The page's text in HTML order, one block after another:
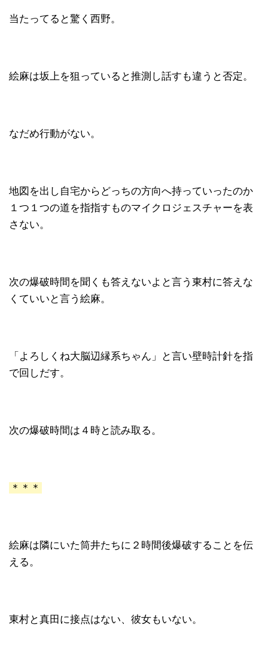
当たってると驚く西野。
絵麻は坂上を狙っていると推測し話すも違うと否定。
なだめ行動がない。
地図を出し自宅からどっちの方向へ持っていったのか
１つ１つの道を指指すものマイクロジェスチャーを表
さない。
次の爆破時間を聞くも答えないよと言う東村に答えな
くていいと言う絵麻。
「よろしくね大脳辺縁系ちゃん」と言い壁時計針を指
で回しだす。
次の爆破時間は４時と読み取る。
＊＊＊
絵麻は隣にいた筒井たちに２時間後爆破することを伝
える。
東村と真田に接点はない、彼女もいない。